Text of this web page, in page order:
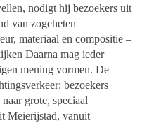
nodigt hij bezoekers uit
van zogeheten
materiaal en compositie –
Daarna mag ieder
mening vormen. De
bezoekers
grote, speciaal
Meierijstad, vanuit